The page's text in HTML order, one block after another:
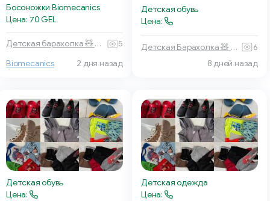
Босоножки Biomecanics
Цена: 70 GEL
Детская барахолка 🧸 Тбилиси
5
Biomecanics
2 дня назад
Детская обувь
Цена:
Детская Барахолка 🧸 Батуми
6
8 дней назад
Детская обувь
Цена:
Детская одежда
Цена: